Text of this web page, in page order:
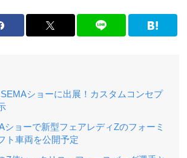
ショーに出展！カスタムコンセプ
ショーで新型フェアレディZのフォーミ
ト車両を公開予定